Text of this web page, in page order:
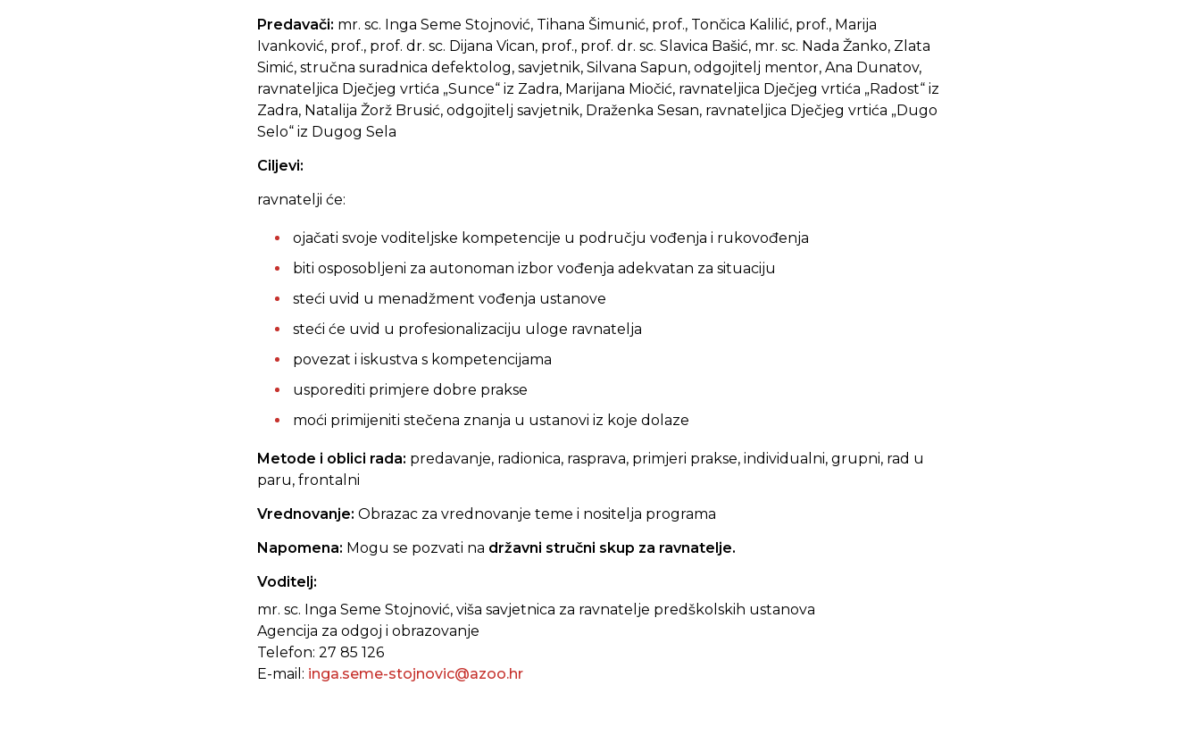
Predavači: mr. sc. Inga Seme Stojnović, Tihana Šimunić, prof., Tončica Kalilić, prof., Marija
Ivanković, prof., prof. dr. sc. Dijana Vican, prof., prof. dr. sc. Slavica Bašić, mr. sc. Nada Žanko, Zlata
Simić, stručna suradnica defektolog, savjetnik, Silvana Sapun, odgojitelj mentor, Ana Dunatov,
ravnateljica Dječjeg vrtića „Sunce“ iz Zadra, Marijana Miočić, ravnateljica Dječjeg vrtića „Radost“ iz
Zadra, Natalija Žorž Brusić, odgojitelj savjetnik, Draženka Sesan, ravnateljica Dječjeg vrtića „Dugo
Selo“ iz Dugog Sela
Ciljevi:
ravnatelji će:
ojačati svoje voditeljske kompetencije u području vođenja i rukovođenja
biti osposobljeni za autonoman izbor vođenja adekvatan za situaciju
steći uvid u menadžment vođenja ustanove
steći će uvid u profesionalizaciju uloge ravnatelja
povezat i iskustva s kompetencijama
usporediti primjere dobre prakse
moći primijeniti stečena znanja u ustanovi iz koje dolaze
Metode i oblici rada: predavanje, radionica, rasprava, primjeri prakse, individualni, grupni, rad u
paru, frontalni
Vrednovanje: Obrazac za vrednovanje teme i nositelja programa
Napomena: Mogu se pozvati na državni stručni skup za ravnatelje.
Voditelj:
mr. sc. Inga Seme Stojnović, viša savjetnica za ravnatelje predškolskih ustanova
Agencija za odgoj i obrazovanje
Telefon: 27 85 126
E-mail: inga.seme-stojnovic@azoo.hr